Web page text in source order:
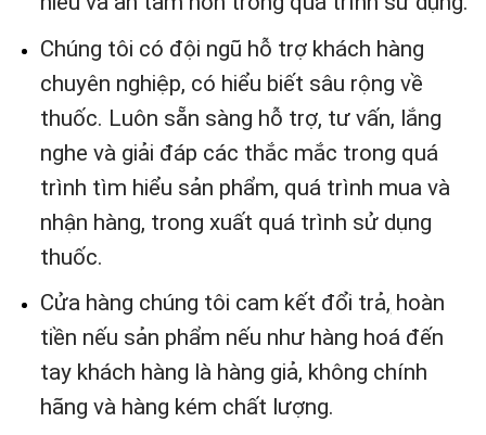
Chúng tôi có đội ngũ hỗ trợ khách hàng
chuyên nghiệp, có hiểu biết sâu rộng về
thuốc. Luôn sẵn sàng hỗ trợ, tư vấn, lắng
nghe và giải đáp các thắc mắc trong quá
trình tìm hiểu sản phẩm, quá trình mua và
nhận hàng, trong xuất quá trình sử dụng
thuốc.
Cửa hàng chúng tôi cam kết đổi trả, hoàn
tiền nếu sản phẩm nếu như hàng hoá đến
tay khách hàng là hàng giả, không chính
hãng và hàng kém chất lượng.